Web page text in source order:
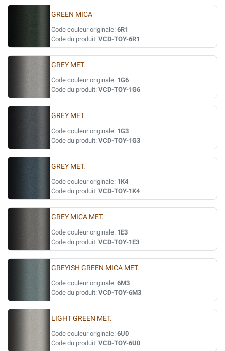
GREEN MICA
Code couleur originale: 6R1
Code du produit: VCD-TOY-6R1
GREY MET.
Code couleur originale: 1G6
Code du produit: VCD-TOY-1G6
GREY MET.
Code couleur originale: 1G3
Code du produit: VCD-TOY-1G3
GREY MET.
Code couleur originale: 1K4
Code du produit: VCD-TOY-1K4
GREY MICA MET.
Code couleur originale: 1E3
Code du produit: VCD-TOY-1E3
GREYISH GREEN MICA MET.
Code couleur originale: 6M3
Code du produit: VCD-TOY-6M3
LIGHT GREEN MET.
Code couleur originale: 6U0
Code du produit: VCD-TOY-6U0